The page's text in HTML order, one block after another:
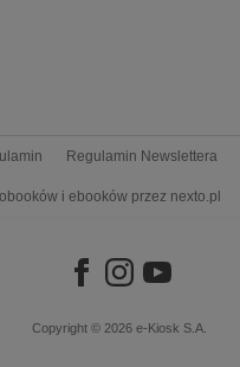
Regulamin Newslettera
i ebooków przez nexto.pl
Copyright © 2026 e-Kiosk S.A.